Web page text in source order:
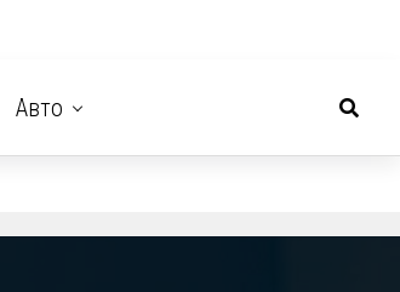
Авто